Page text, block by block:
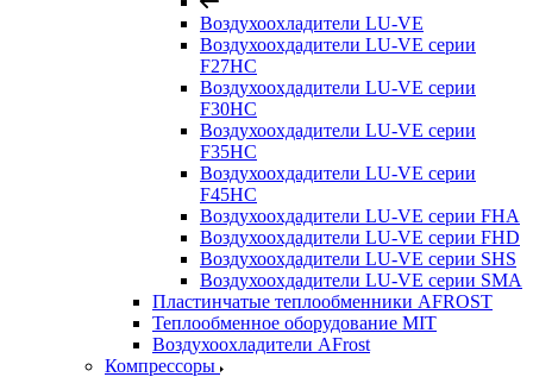
Воздухоохладители LU-VE
Воздухоохдадители LU-VE серии
F27HC
Воздухоохдадители LU-VE серии
F30HC
Воздухоохдадители LU-VE серии
F35HC
Воздухоохдадители LU-VE серии
F45HC
Воздухоохдадители LU-VE серии FHA
Воздухоохдадители LU-VE серии FHD
Воздухоохдадители LU-VE серии SHS
Воздухоохдадители LU-VE серии SMA
Пластинчатые теплообменники AFROST
Теплообменное оборудование MIT
Воздухоохладители AFrost
Компрессоры